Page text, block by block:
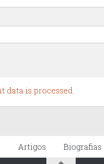
data is processed.
Artigos Biografias